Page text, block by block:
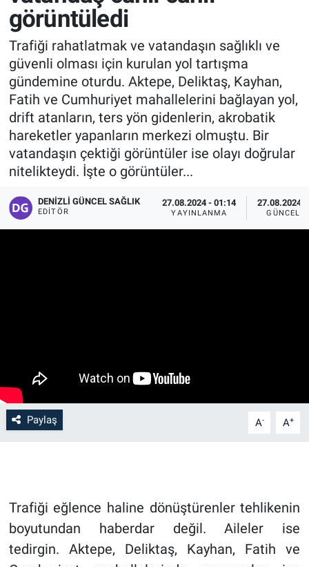
görüntüledi
Trafiği rahatlatmak ve vatandaşın sağlıklı ve
güvenli olması için kurulan yol tartışma
gündemine oturdu. Aktepe, Deliktaş, Kayhan,
Fatih ve Cumhuriyet mahallelerini bağlayan yol,
drift atanların, ters yön gidenlerin, akrobatik
hareketler yapanların merkezi olmuştu. Bir
vatandaşın çektiği görüntüler ise olayı doğrular
nitelikteydi. İşte o görüntüler...
DENIZLI GÜNCEL SAĞLIK
EDITÖR
27.08.2024 - 01:14
YAYINLANMA
27.08.2024 -
Paylaş A- A+
Trafiği eğlence haline dönüştürenler tehlikenin
boyutundan haberdar değil. Aileler ise
tedirgin. Aktepe, Deliktaş, Kayhan, Fatih ve